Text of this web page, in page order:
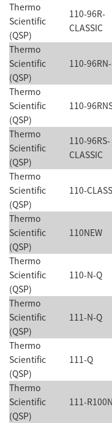
Thermo
Scientific
(QSP)
110-96R-
CLASSIC
Thermo
Scientific
(QSP)
110-
Thermo
Scientific
(QSP)
110-
Thermo
Scientific
(QSP)
110-96RS-
CLASSIC
Thermo
Scientific
(QSP)
110-
Thermo
Scientific
(QSP)
110NEW
Thermo
Scientific
(QSP)
110-N-Q
Thermo
Scientific
(QSP)
111-N-Q
Thermo
Scientific
(QSP)
111-Q
Thermo
Scientific
(QSP)
111-